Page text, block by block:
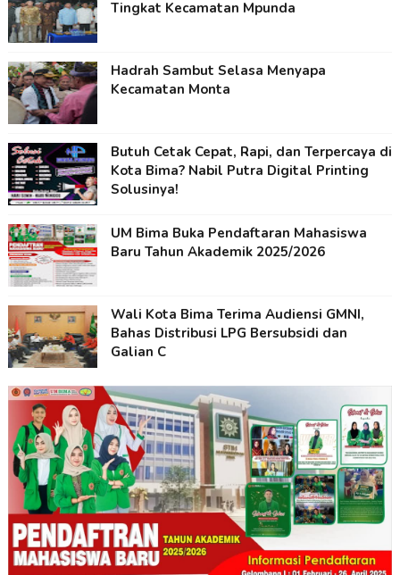
Tingkat Kecamatan Mpunda
Hadrah Sambut Selasa Menyapa
Kecamatan Monta
Butuh Cetak Cepat, Rapi, dan Terpercaya di
Kota Bima? Nabil Putra Digital Printing
Solusinya!
UM Bima Buka Pendaftaran Mahasiswa
Baru Tahun Akademik 2025/2026
Wali Kota Bima Terima Audiensi GMNI,
Bahas Distribusi LPG Bersubsidi dan
Galian C